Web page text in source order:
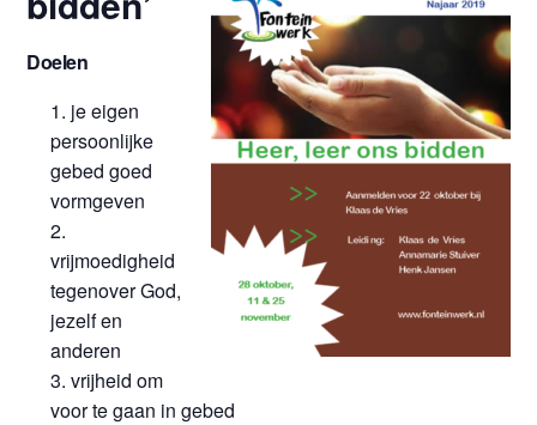
Doelen
je eigen
persoonlijke
gebed goed
vormgeven
vrijmoedigheid
tegenover God,
jezelf en
anderen
vrijheid om
voor te gaan in gebed